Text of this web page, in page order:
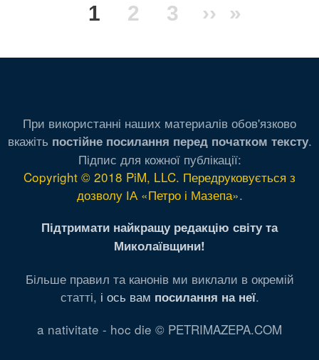
Текущая
1 Page
2 Page
3 ›› »
При використанні наших материалів обов'язково
вкажіть постійне посилання перед початком тексту.
Підпис для кожної публікації:
Copyright © 2018 PiM, LLC. Передруковується з
дозволу ІА «Петро і Мазепа».
Підтримати найкращу редакцію світу та
Миколаївщини!
Більше правил та канонів ми виклали в окремій
статті, і ось вам посилання на неї.
a nativitate - hoc die © PETRIMAZEPA.COM